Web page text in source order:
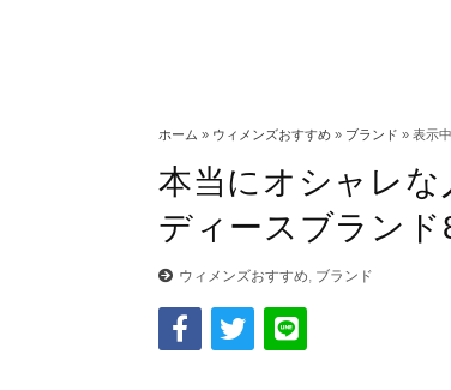
ホーム » ウィメンズおすすめ » ブランド » 表示
本当にオシャレ
ディースブランド
ウィメンズおすすめ ブランド